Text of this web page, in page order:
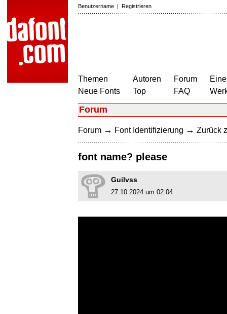
Benutzername | Registrieren
Themen
Neue Fonts
Autoren
Top
Forum
FAQ
Forum
Forum → Font Identifizierung → Zurück
font name? please
Guilvss
27.10.2024 um 02:04